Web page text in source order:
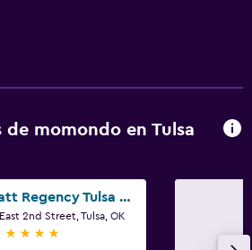
de momondo en Tulsa
Hyatt Regency Tulsa Downtown
2nd Street, Tulsa, OK
4 estrellas